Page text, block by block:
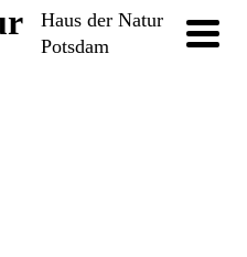
Haus der Natur
Potsdam